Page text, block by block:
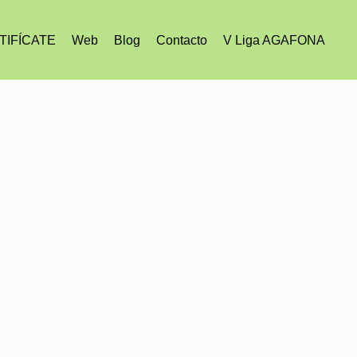
Web Blog Contacto V Liga AGAFONA